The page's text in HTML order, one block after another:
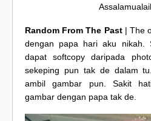
Random From The Past | The
dengan papa hari aku nikah.
dapat softcopy daripada
sekeping pun tak de dalam
ambil gambar pun. Sakit
gambar dengan papa tak de.